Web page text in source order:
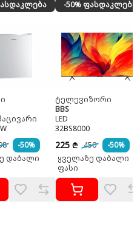
-50%
დაბალი
-50% ფასდაკლება
ტელევიზორი
BBS
LED
32BS8000
225 ₾ 450
-50%
ყველაზე დაბალი
ფასი